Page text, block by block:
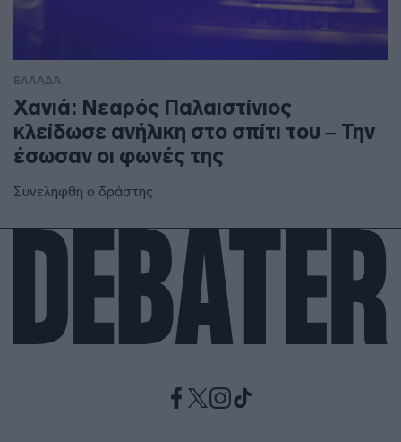
ΕΛΛΑΔΑ
Χανιά: Νεαρός Παλαιστίνιος
κλείδωσε ανήλικη στο σπίτι του – Την
έσωσαν οι φωνές της
Συνελήφθη ο δράστης